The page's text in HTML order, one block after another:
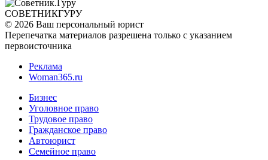
СОВЕТНИКГУРУ
© 2026 Ваш персональный юрист
Перепечатка материалов разрешена только с указанием
первоисточника
Реклама
Woman365.ru
Бизнес
Уголовное право
Трудовое право
Гражданское право
Автоюрист
Семейное право